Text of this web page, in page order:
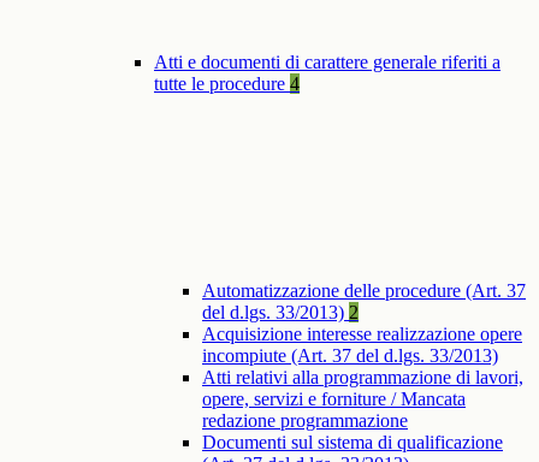
Atti e documenti di carattere generale riferiti a
tutte le procedure 4
Automatizzazione delle procedure (Art. 37
del d.lgs. 33/2013) 2
Acquisizione interesse realizzazione opere
incompiute (Art. 37 del d.lgs. 33/2013)
Atti relativi alla programmazione di lavori,
opere, servizi e forniture / Mancata
redazione programmazione
Documenti sul sistema di qualificazione